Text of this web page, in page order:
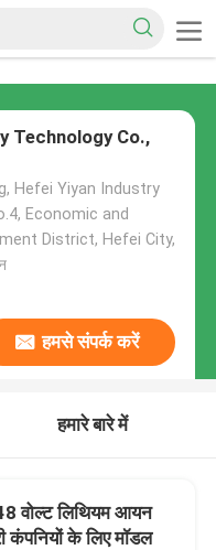
Technology Co.,
Hefei Yiyan Industry
Economic and
District, Hefei City,
हमसे संपर्क करें
हमारे बारे में
वोल्ट लिथियम आयन
कंपनियों के लिए मॉडल